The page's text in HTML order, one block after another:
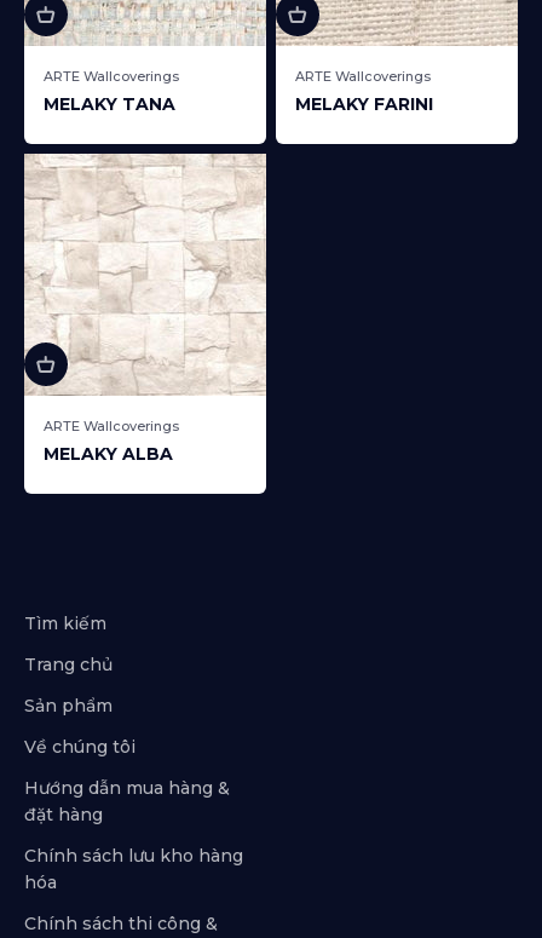
ARTE Wallcoverings
MELAKY TANA
ARTE Wallcoverings
MELAKY FARINI
ARTE Wallcoverings
MELAKY ALBA
Tìm kiếm
Trang chủ
Sản phẩm
Về chúng tôi
Hướng dẫn mua hàng &
đặt hàng
Chính sách lưu kho hàng
hóa
Chính sách thi công &